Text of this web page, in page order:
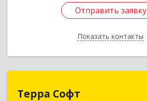
Отправить заявку
Показать контакты
Отправить заявку
Назад
Терра Софт